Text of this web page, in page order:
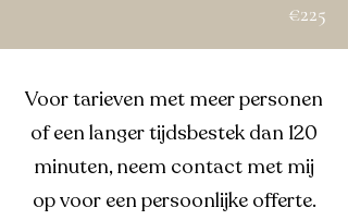
€225
Voor tarieven met meer personen
of een langer tijdsbestek dan 120
minuten, neem contact met mij
op voor een persoonlijke offerte.